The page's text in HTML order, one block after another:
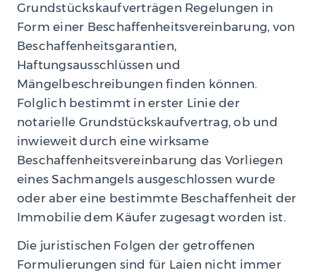
Grundstückskaufverträgen Regelungen in
Form einer Beschaffenheitsvereinbarung, von
Beschaffenheitsgarantien,
Haftungsausschlüssen und
Mängelbeschreibungen finden können.
Folglich bestimmt in erster Linie der
notarielle Grundstückskaufvertrag, ob und
inwieweit durch eine wirksame
Beschaffenheitsvereinbarung das Vorliegen
eines Sachmangels ausgeschlossen wurde
oder aber eine bestimmte Beschaffenheit der
Immobilie dem Käufer zugesagt worden ist.
Die juristischen Folgen der getroffenen
Formulierungen sind für Laien nicht immer